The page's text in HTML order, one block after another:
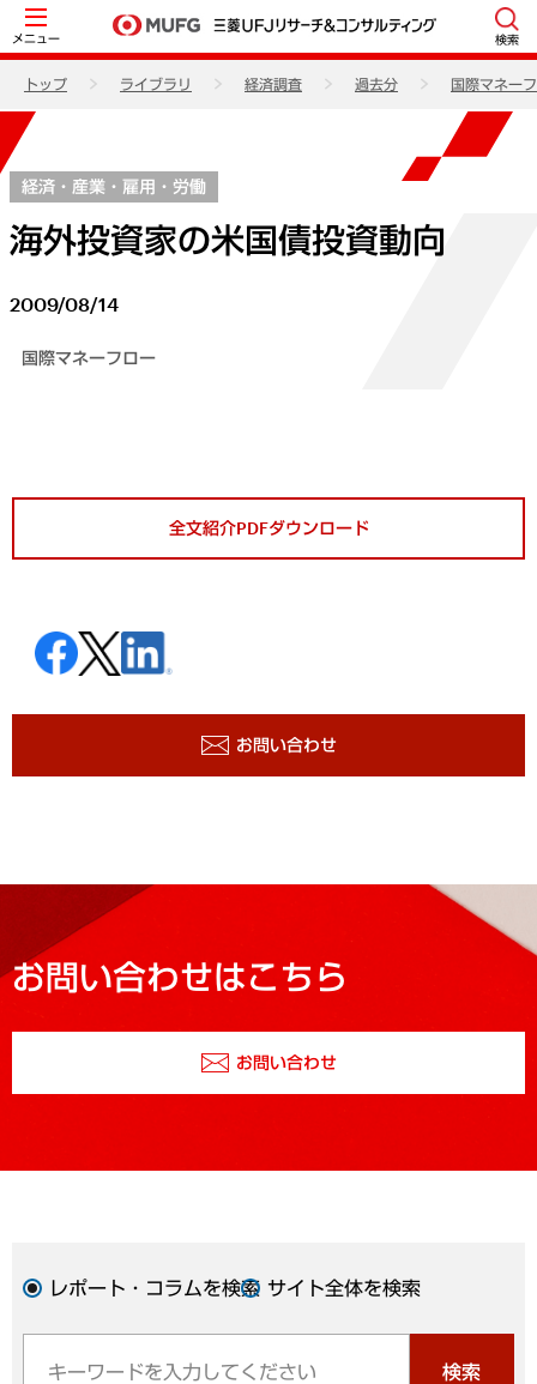
メニュー 検索
トップ ライブラリ 経済調査 過去分 国際マネー
経済・産業・雇用・労働
海外投資家の米国債投資動向
2009/08/14
国際マネーフロー
全文紹介PDFダウンロード
お問い合わせ
お問い合わせはこちら
お問い合わせ
レポート・コラムを検索 サイト全体を検索
検索